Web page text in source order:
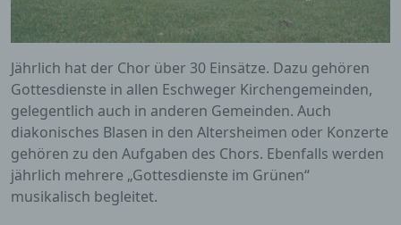
Jährlich hat der Chor über 30 Einsätze. Dazu gehören
Gottesdienste in allen Eschweger Kirchengemeinden,
gelegentlich auch in anderen Gemeinden. Auch
diakonisches Blasen in den Altersheimen oder Konzerte
gehören zu den Aufgaben des Chors. Ebenfalls werden
jährlich mehrere „Gottesdienste im Grünen“
musikalisch begleitet.